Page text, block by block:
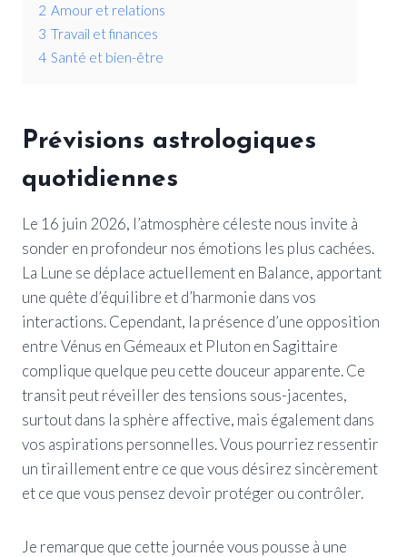
2 Amour et relations
3 Travail et finances
4 Santé et bien-être
Prévisions astrologiques
quotidiennes
Le 16 juin 2026, l’atmosphère céleste nous invite à
sonder en profondeur nos émotions les plus cachées.
La Lune se déplace actuellement en Balance, apportant
une quête d’équilibre et d’harmonie dans vos
interactions. Cependant, la présence d’une opposition
entre Vénus en Gémeaux et Pluton en Sagittaire
complique quelque peu cette douceur apparente. Ce
transit peut réveiller des tensions sous-jacentes,
surtout dans la sphère affective, mais également dans
vos aspirations personnelles. Vous pourriez ressentir
un tiraillement entre ce que vous désirez sincèrement
et ce que vous pensez devoir protéger ou contrôler.
Je remarque que cette journée vous pousse à une